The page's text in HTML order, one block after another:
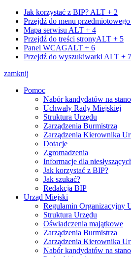
Jak korzystać z BIP? ALT + 2
Przejdź do menu przedmiotowego
Mapa serwisu ALT + 4
Przejdź do treści stronyALT + 5
Panel WCAGALT + 6
Przejdź do wyszukiwarki ALT + 7
zamknij
Pomoc
Nabór kandydatów na
Uchwały Rady Miejskiej
Struktura Urzędu
Zarządzenia Burmistrza
Zarządzenia Kierownika
Dotacje
Zgromadzenia
Informacje dla
Jak korzystać z BIP?
Jak szukać?
Redakcja BIP
Urząd Miejski
Regulamin Organizacyjny
Struktura Urzędu
Oświadczenia majątkowe
Zarządzenia Burmistrza
Zarządzenia Kierownika
Nabór kandydatów na